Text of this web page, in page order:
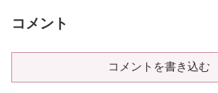
コメント
コメントを書き込む